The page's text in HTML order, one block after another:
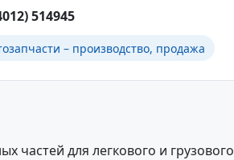
514945
– производство, продажа
частей для легкового и грузового